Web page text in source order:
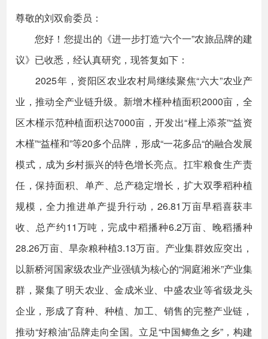
尊敬的刘双俞委员：
您好！您提出的《进一步打造“六个一”农旅品牌的建
议》已收悉，经认真研究，现答复如下：
2025年，资阳区农业农村局继续聚焦“六大”农业产
业，推动全产业链升级。新增木槿种植面积2000亩，全
区木槿示范种植面积达7000亩，开发出“槿上添茶”“益资
木槿”“益槿和”等20多个品牌，形成“一花多品“的融合发展
模式，成为乡村振兴的特色增长亮点。扛牢粮食生产责
任，保持面积、单产、总产稳定增长，扩大双季稻种植
规模，全力推进单产提升行动，26.81万亩早稻喜获丰
收、总产约11万吨，完成中稻播种6.2万亩、晚稻播种
28.26万亩、旱杂粮种植3.13万亩。产业集群效应突出，
以新桥河国家级农业产业强镇为核心的“洞庭湘米”产业集
群，聚集了明天农业、金成米业、中盛农业等省级龙头
企业，形成了育种、种植、加工、销售的完整产业链，
推动“好粮油”品牌走向全国。立足“中国鲫鱼之乡”，构建